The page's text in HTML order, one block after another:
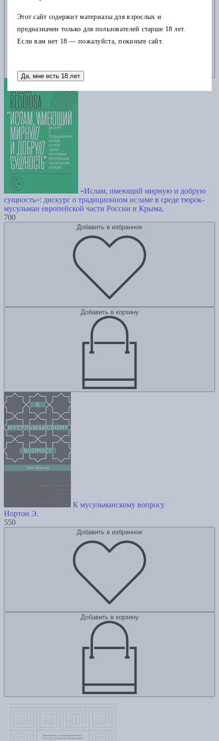
«Ислам, имеющий мирную и добрую
сущность»: дискурс о традиционном исламе в среде тюрок-
мусульман европейской части России и Крыма,
700
Добавить в избранное
Добавить в корзину
К мусульманскому вопросу
Нортон Э.
550
Добавить в избранное
Добавить в корзину
Этот сайт содержит материалы для взрослых и
предназначен только для пользователей старше 18 лет.
Если вам нет 18 — пожалуйста, покиньте сайт.
Да, мне есть 18 лет